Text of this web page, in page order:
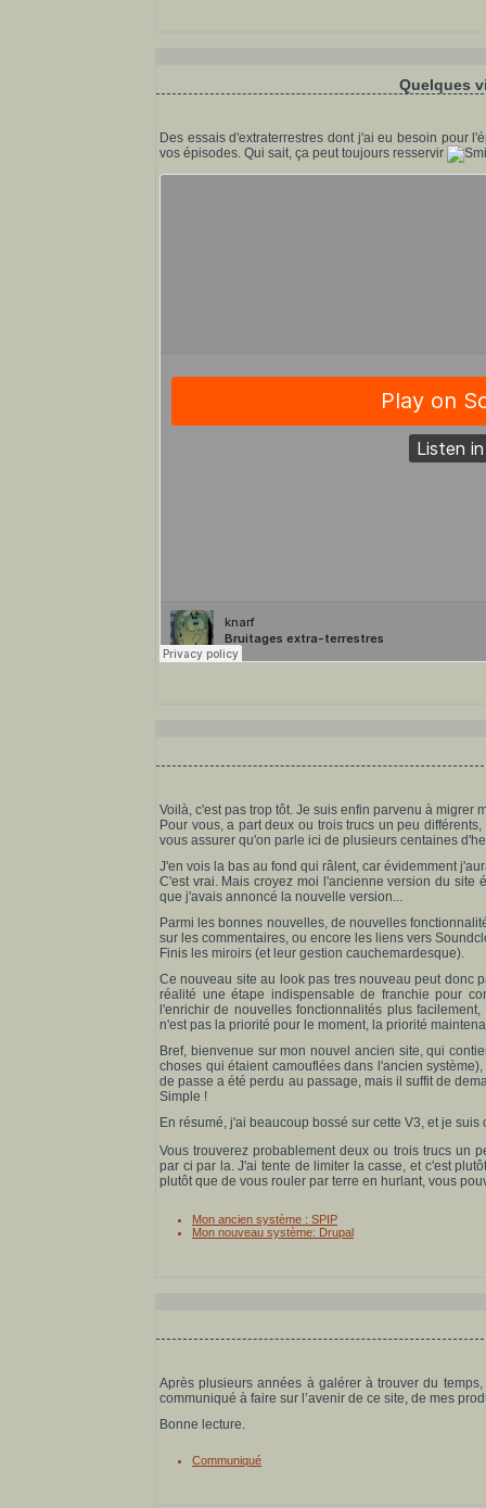
Quelques
Des essais d'extraterrestres dont j'ai eu besoin pour
vos épisodes. Qui sait, ça peut toujours resservir
Voilà, c'est pas trop tôt. Je suis enfin parvenu à migrer
Pour vous, a part deux ou trois trucs un peu
vous assurer qu'on parle ici de plusieurs centaines
J'en vois la bas au fond qui râlent, car évidemment
C'est vrai. Mais croyez moi l'ancienne version du site
que j'avais annoncé la nouvelle version...
Parmi les bonnes nouvelles, de nouvelles
sur les commentaires, ou encore les liens vers
Finis les miroirs (et leur gestion cauchemardesque).
Ce nouveau site au look pas tres nouveau peut donc
réalité une étape indispensable de franchie pour
l'enrichir de nouvelles fonctionnalités plus
n'est pas la priorité pour le moment, la priorité
Bref, bienvenue sur mon nouvel ancien site, qui
choses qui étaient camouflées dans l'ancien
de passe a été perdu au passage, mais il suffit de
Simple !
En résumé, j'ai beaucoup bossé sur cette V3, et je
Vous trouverez probablement deux ou trois trucs un
par ci par la. J'ai tente de limiter la casse, et c'est
plutôt que de vous rouler par terre en hurlant, vous
Mon ancien système : SPIP
Mon nouveau système: Drupal
Après plusieurs années à galérer à trouver du
communiqué à faire sur l’avenir de ce site, de mes
Bonne lecture.
Communiqué